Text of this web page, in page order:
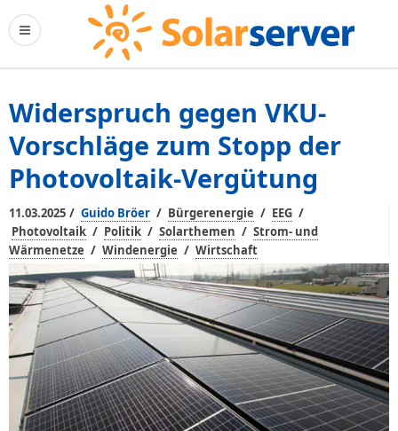
Widerspruch gegen VKU-
Vorschläge zum Stopp der
Photovoltaik-Vergütung
11.03.2025 / Guido Bröer / Bürgerenergie / EEG /
Photovoltaik / Politik / Solarthemen / Strom- und
Wärmenetze / Windenergie / Wirtschaft